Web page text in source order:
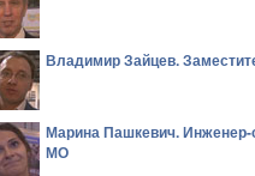
Владимир Зайцев.
Марина Пашкевич.
МО